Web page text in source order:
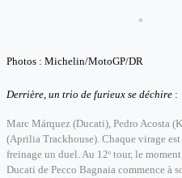
Photos : Michelin/MotoGP/DR
Derrière, un trio de furieux se déchire :
Marc Márquez (Ducati), Pedro Acosta
(Aprilia Trackhouse). Chaque virage
freinage un duel. Au 12ᵉ tour, le
Ducati de Pecco Bagnaia commence à